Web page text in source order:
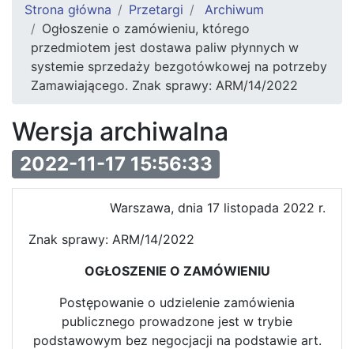
Strona główna Przetargi
Archiwum
Ogłoszenie o zamówieniu, którego
przedmiotem jest dostawa paliw płynnych w
systemie sprzedaży bezgotówkowej na potrzeby
Zamawiającego. Znak sprawy: ARM/14/2022
Wersja archiwalna
2022-11-17 15:56:33
Warszawa, dnia 17 listopada 2022 r.
Znak sprawy: ARM/14/2022
OGŁOSZENIE O ZAMÓWIENIU
Postępowanie o udzielenie zamówienia
publicznego prowadzone jest w trybie
podstawowym bez negocjacji na podstawie art.